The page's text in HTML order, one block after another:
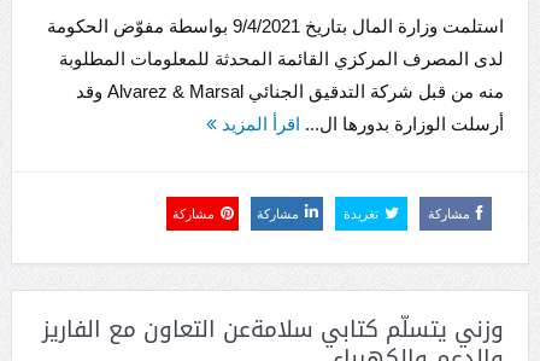
استلمت وزارة المال بتاريخ 9/4/2021 بواسطة مفوّض الحكومة
لدى المصرف المركزي القائمة المحدثة للمعلومات المطلوبة
منه من قبل شركة التدقيق الجنائي Alvarez & Marsal وقد
أرسلت الوزارة بدورها ال... اقرأ المزيد
مشاركة تغريدة مشاركة مشاركة
وزني يتسلّم كتابي سلامةعن التعاون مع الفاريز